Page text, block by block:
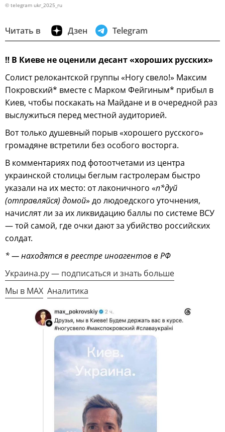
© telegram ukr_2025_ru
Читать в Дзен Telegram
‼ В Киеве не оценили десант «хороших русских»
Солист релокантской группы «Ногу свело!» Максим
Покровский* вместе с Марком Фейгиным* прибыл в
Киев, чтобы поскакать на Майдане и в очередной раз
выслужиться перед местной аудиторией.
Вот только душевный порыв «хорошего русского»
громадяне встретили без особого восторга.
В комментариях под фотоотчетами из центра
украинской столицы беглым гастролерам быстро
указали на их место: от лаконичного «п*дуй
(отправляйся) домой» до людоедского уточнения,
начислят ли за их ликвидацию баллы по системе ВСУ
— той самой, где очки дают за убийство российских
солдат.
* — находятся в реестре иноагентов в РФ
Украина.ру — подписаться и знать больше
Мы в MAX Аналитика